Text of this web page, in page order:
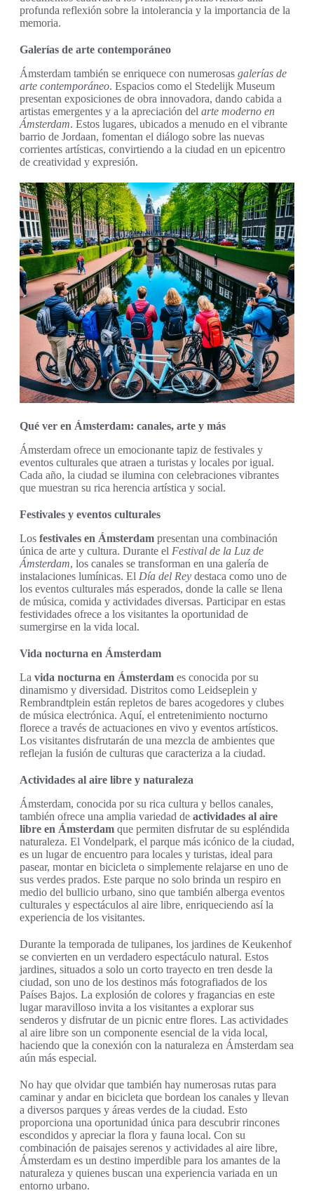
profunda reflexión sobre la intolerancia y la importancia de la
memoria.
Galerías de arte contemporáneo
Ámsterdam también se enriquece con numerosas galerías de
arte contemporáneo. Espacios como el Stedelijk Museum
presentan exposiciones de obra innovadora, dando cabida a
artistas emergentes y a la apreciación del arte moderno en
Ámsterdam. Estos lugares, ubicados a menudo en el vibrante
barrio de Jordaan, fomentan el diálogo sobre las nuevas
corrientes artísticas, convirtiendo a la ciudad en un epicentro
de creatividad y expresión.
Qué ver en Ámsterdam: canales, arte y más
Ámsterdam ofrece un emocionante tapiz de festivales y
eventos culturales que atraen a turistas y locales por igual.
Cada año, la ciudad se ilumina con celebraciones vibrantes
que muestran su rica herencia artística y social.
Festivales y eventos culturales
Los festivales en Ámsterdam presentan una combinación
única de arte y cultura. Durante el Festival de la Luz de
Ámsterdam, los canales se transforman en una galería de
instalaciones lumínicas. El Día del Rey destaca como uno de
los eventos culturales más esperados, donde la calle se llena
de música, comida y actividades diversas. Participar en estas
festividades ofrece a los visitantes la oportunidad de
sumergirse en la vida local.
Vida nocturna en Ámsterdam
La vida nocturna en Ámsterdam es conocida por su
dinamismo y diversidad. Distritos como Leidseplein y
Rembrandtplein están repletos de bares acogedores y clubes
de música electrónica. Aquí, el entretenimiento nocturno
florece a través de actuaciones en vivo y eventos artísticos.
Los visitantes disfrutarán de una mezcla de ambientes que
reflejan la fusión de culturas que caracteriza a la ciudad.
Actividades al aire libre y naturaleza
Ámsterdam, conocida por su rica cultura y bellos canales,
también ofrece una amplia variedad de actividades al aire
libre en Ámsterdam que permiten disfrutar de su espléndida
naturaleza. El Vondelpark, el parque más icónico de la ciudad,
es un lugar de encuentro para locales y turistas, ideal para
pasear, montar en bicicleta o simplemente relajarse en uno de
sus verdes prados. Este parque no solo brinda un respiro en
medio del bullicio urbano, sino que también alberga eventos
culturales y espectáculos al aire libre, enriqueciendo así la
experiencia de los visitantes.
Durante la temporada de tulipanes, los jardines de Keukenhof
se convierten en un verdadero espectáculo natural. Estos
jardines, situados a solo un corto trayecto en tren desde la
ciudad, son uno de los destinos más fotografiados de los
Países Bajos. La explosión de colores y fragancias en este
lugar maravilloso invita a los visitantes a explorar sus
senderos y disfrutar de un picnic entre flores. Las actividades
al aire libre son un componente esencial de la vida local,
haciendo que la conexión con la naturaleza en Ámsterdam sea
aún más especial.
No hay que olvidar que también hay numerosas rutas para
caminar y andar en bicicleta que bordean los canales y llevan
a diversos parques y áreas verdes de la ciudad. Esto
proporciona una oportunidad única para descubrir rincones
escondidos y apreciar la flora y fauna local. Con su
combinación de paisajes serenos y actividades al aire libre,
Ámsterdam es un destino imperdible para los amantes de la
naturaleza y quienes buscan una experiencia variada en un
entorno urbano.